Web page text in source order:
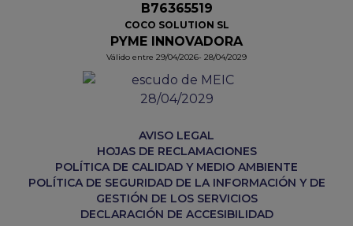
B76365519
COCO SOLUTION SL
PYME INNOVADORA
Válido entre 29/04/2026- 28/04/2029
AVISO LEGAL
HOJAS DE RECLAMACIONES
POLÍTICA DE CALIDAD Y MEDIO AMBIENTE
POLÍTICA DE SEGURIDAD DE LA INFORMACIÓN Y DE
GESTIÓN DE LOS SERVICIOS
DECLARACIÓN DE ACCESIBILIDAD